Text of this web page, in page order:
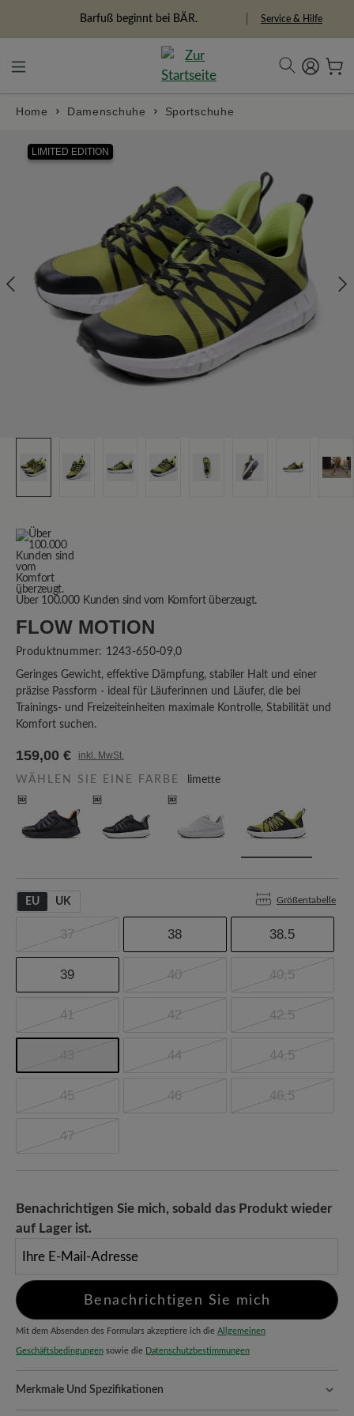
Freiheitspioniere Service & Hilfe
Home Damenschuhe Sportschuhe
LIMITED EDITION
Über 100.000 Kunden sind vom Komfort überzeugt.
FLOW MOTION
Produktnummer: 1243-650-09,0
Geringes Gewicht, effektive Dämpfung, stabiler Halt und einer
präzise Passform - ideal für Läuferinnen und Läufer, die bei
Trainings- und Freizeiteinheiten maximale Kontrolle, Stabilität und
Komfort suchen.
159,00 € inkl. MwSt.
WÄHLEN SIE EINE FARBE limette
EU UK Größentabelle
37 38 38.5
39 40 40,5
41 42 42.5
44 44,5
45 46 46,5
47
Benachrichtigen Sie mich, sobald das Produkt wieder
auf Lager ist.
Benachrichtigen Sie mich
Mit dem Absenden des Formulars akzeptiere ich die Allgemeinen
Geschäftsbedingungen sowie die Datenschutzbestimmungen
Merkmale Und Spezifikationen